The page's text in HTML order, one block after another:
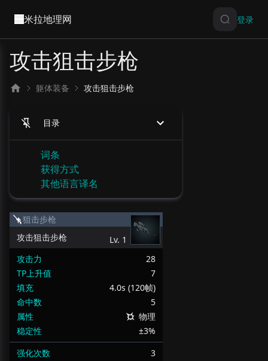
米拉地理网 登录
攻击狙击步枪
躯体装备 攻击狙击步枪
目录
词条
获得方式
其他语言译名
狙击步枪
攻击狙击步枪
Lv. 1
攻击力
28
TP上升值
7
填充
4.0s (120帧)
命中数
5
属性
物理
稳定性
±3%
强化次数
3